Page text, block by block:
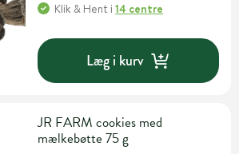
Klik & Hent i14 centre
Læg i kurv
JR FARM cookies med
mælkebøtte 75 g